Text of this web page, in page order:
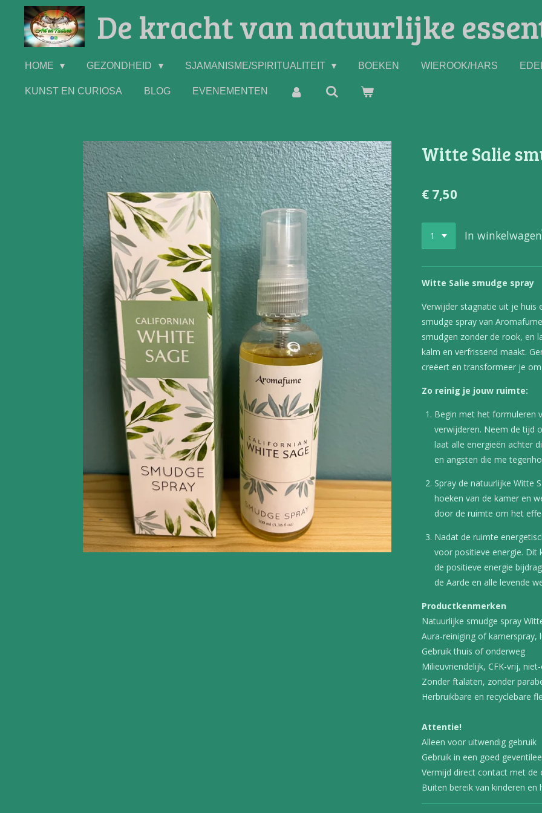
direct
De kracht van natuurlijke
HOME GEZONDHEID SJAMANISME/SPIRITUALITEIT BOEKEN WIEROOK/HARS
KUNST EN CURIOSA BLOG EVENEMENTEN
Witte Salie
€ 7,50
In winkelwagen
Witte Salie smudge spray
Verwijder stagnatie uit je huis
smudge spray van
smudgen zonder de rook, en
kalm en verfrissend maakt.
creëert en transformeer je
Zo reinig je jouw ruimte:
Begin met het formuleren
verwijderen. Neem de tijd
laat alle energieën achter
en angsten die me
Spray de natuurlijke Witte
hoeken van de kamer en
door de ruimte om het
Nadat de ruimte
voor positieve energie. Dit
de positieve energie
de Aarde en alle levende
Productkenmerken
Natuurlijke smudge spray
Aura-reiniging of kamerspray,
Gebruik thuis of onderweg
Milieuvriendelijk, CFK-vrij,
Zonder ftalaten, zonder
Herbruikbare en recyclebare
Attentie!
Alleen voor uitwendig gebruik
Gebruik in een goed
Vermijd direct contact met de
Buiten bereik van kinderen en